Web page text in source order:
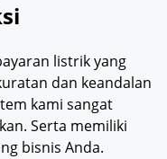
listrik yang
dan keandalan
kami sangat
Serta memiliki
bisnis Anda.